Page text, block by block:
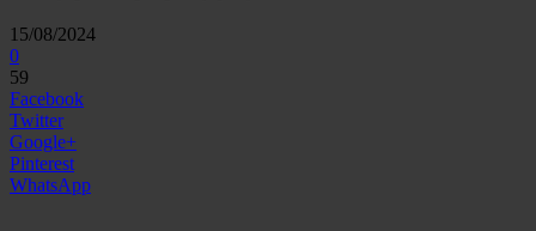
15/08/2024
0
59
Facebook
Twitter
Google+
Pinterest
WhatsApp